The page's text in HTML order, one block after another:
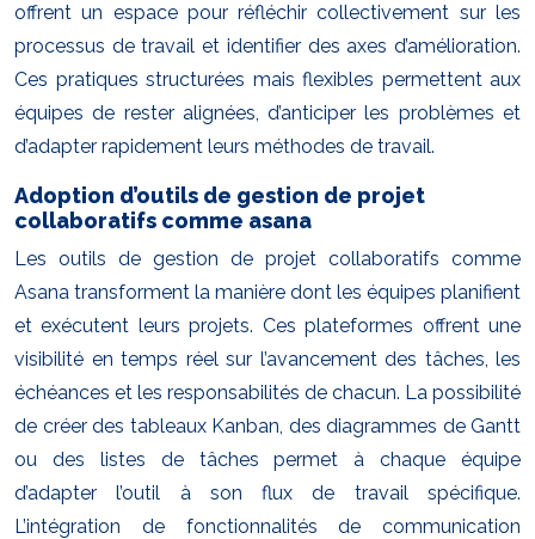
offrent un espace pour réfléchir collectivement sur les
processus de travail et identifier des axes d’amélioration.
Ces pratiques structurées mais flexibles permettent aux
équipes de rester alignées, d’anticiper les problèmes et
d’adapter rapidement leurs méthodes de travail.
Adoption d’outils de gestion de projet
collaboratifs comme asana
Les outils de gestion de projet collaboratifs comme
Asana transforment la manière dont les équipes planifient
et exécutent leurs projets. Ces plateformes offrent une
visibilité en temps réel sur l’avancement des tâches, les
échéances et les responsabilités de chacun. La possibilité
de créer des tableaux Kanban, des diagrammes de Gantt
ou des listes de tâches permet à chaque équipe
d’adapter l’outil à son flux de travail spécifique.
L’intégration de fonctionnalités de communication